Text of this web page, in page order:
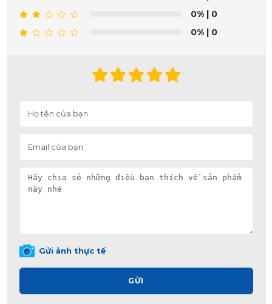
0% | 0
0% | 0
Gửi ảnh thực tế
GỬI